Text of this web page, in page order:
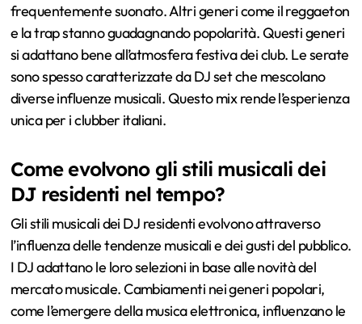
frequentemente suonato. Altri generi come il reggaeton
e la trap stanno guadagnando popolarità. Questi generi
si adattano bene all’atmosfera festiva dei club. Le serate
sono spesso caratterizzate da DJ set che mescolano
diverse influenze musicali. Questo mix rende l’esperienza
unica per i clubber italiani.
Come evolvono gli stili musicali dei
DJ residenti nel tempo?
Gli stili musicali dei DJ residenti evolvono attraverso
l’influenza delle tendenze musicali e dei gusti del pubblico.
I DJ adattano le loro selezioni in base alle novità del
mercato musicale. Cambiamenti nei generi popolari,
come l’emergere della musica elettronica, influenzano le